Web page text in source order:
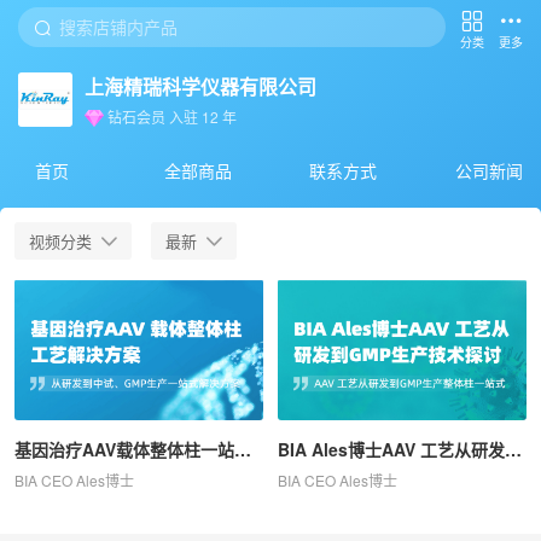
分类 更多
上海精瑞科学仪器有限公司
钻石会员 入驻 12 年
首页 全部商品 联系方式 公司新闻
视频分类 最新
基因治疗AAV载体整体柱一站式解决方案
BIA CEO Ales博士
BIA Ales博士AAV 工艺从研发到GMP生产技术探讨
BIA CEO Ales博士